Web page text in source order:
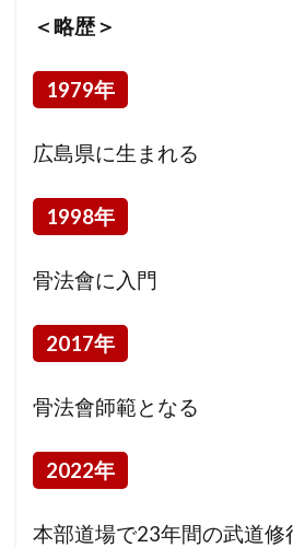
＜略歴＞
1979年
広島県に生まれる
1998年
骨法會に入門
2017年
骨法會師範となる
2022年
本部道場で23年間の武道修